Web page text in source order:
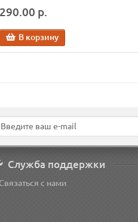
290.00 р.
В корзину
Служба поддержки
Связаться с нами